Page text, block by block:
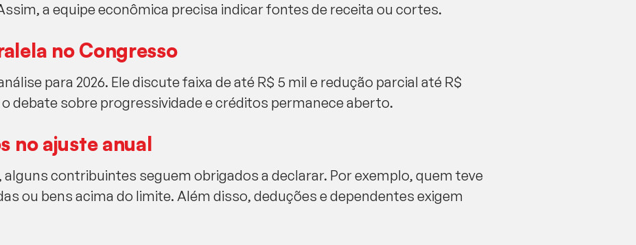
a equipe econômica precisa indicar fontes de receita ou cortes.
no Congresso
para 2026. Ele discute faixa de até R$ 5 mil e redução parcial até R$
o debate sobre progressividade e créditos permanece aberto.
no ajuste anual
, alguns contribuintes seguem obrigados a declarar. Por exemplo, quem teve
ou bens acima do limite. Além disso, deduções e dependentes exigem